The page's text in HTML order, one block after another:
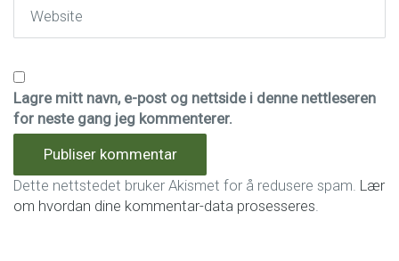
Lagre mitt navn, e-post og nettside i denne nettleseren
for neste gang jeg kommenterer.
Dette nettstedet bruker Akismet for å redusere spam. Lær
om hvordan dine kommentar-data prosesseres.